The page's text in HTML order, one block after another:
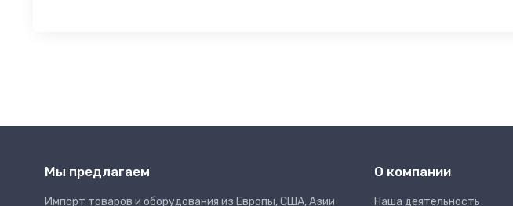
Мы предлагаем
Импорт товаров и оборудования из Европы, США, Азии
О компании
Наша деятельность